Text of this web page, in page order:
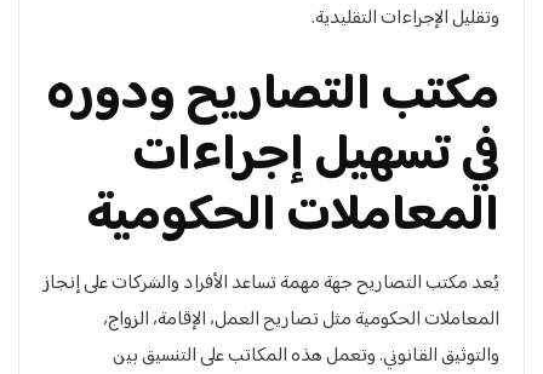
وتقليل الإجراءات التقليدية.
مكتب التصاريح ودوره
في تسهيل إجراءات
المعاملات الحكومية
يُعد مكتب التصاريح جهة مهمة تساعد الأفراد والشركات على إنجاز
المعاملات الحكومية مثل تصاريح العمل، الإقامة، الزواج،
والتوثيق القانوني. وتعمل هذه المكاتب على التنسيق بين